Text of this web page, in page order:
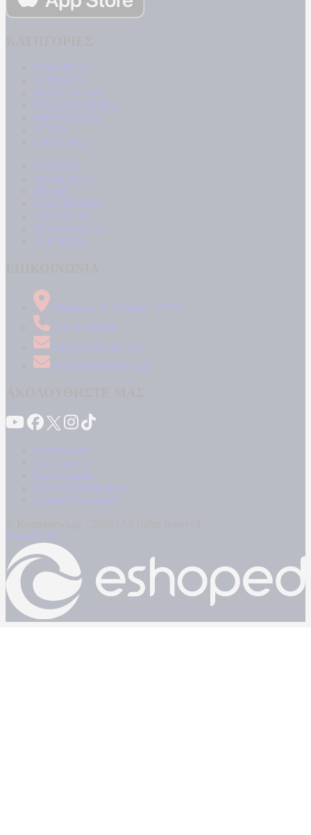
ΠΟΛΙΤΙΚΗ
ΚΟΙΝΩΝΙΑ
ΜΠΟΥΡΛΟΤΟ
ΠΑΡΑΠΟΛΙΤΙΚΑ
ΟΙΚΟΝΟΜΙΑ
ΥΓΕΙΑ
ΕΝΕΡΓΕΙΑ
ΚΟΣΜΟΣ
ΑΘΛΗΤΙΚΑ
MEDIA
ΠΟΛΙΤΙΣΜΟΣ
LIFESTYLE
ΤΕΧΝΟΛΟΓΙΑ
ΑΠΟΨΕΙΣ
Δήμητρος 31 Ταύρος, 177 78
210 34 89 000
info@kontranews.gr
news@kontranews.gr
Καταγγελίες
Επικοινωνία
Όροι Χρήσης
Πολιτική Απορρήτου
Κρατική Διαφήμιση
Powered by: